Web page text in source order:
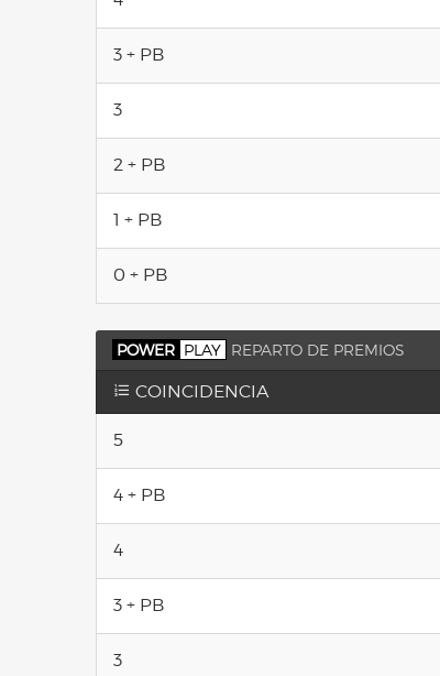
3 + PB
3
2 + PB
1 + PB
0 + PB
POWER PLAY REPARTO DE PREMIOS
COINCIDENCIA
5
4 + PB
4
3 + PB
3